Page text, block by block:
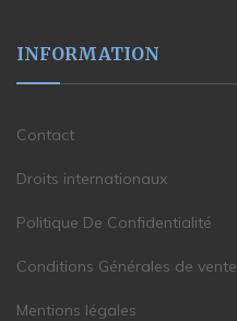
INFORMATION
Contact
Droits internationaux
Politique De Confidentialité
Conditions Générales de vente
Mentions légales